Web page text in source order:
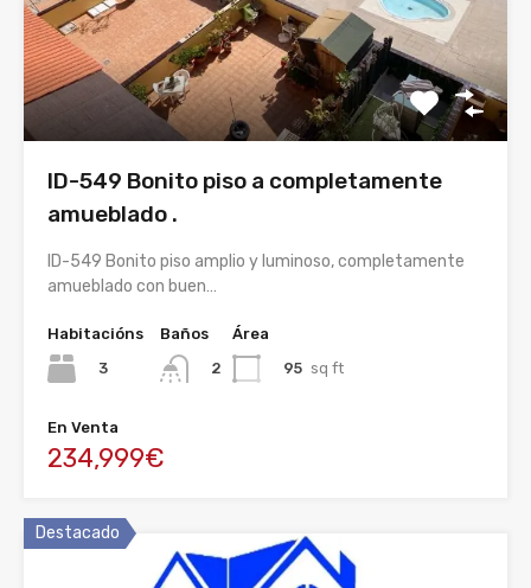
ID-549 Bonito piso a completamente
amueblado .
ID-549 Bonito piso amplio y luminoso, completamente
amueblado con buen…
Habitacións
3
Baños
2
Área
95 sq ft
En Venta
234,999€
Destacado